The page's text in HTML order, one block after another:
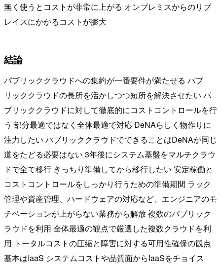
無く使うとコストが非常に上がる オンプレミスからのリプ
レイスにかかるコストが膨大
結論
パブリッククラウドへの集約が一番要件が満たせる パブ
リッククラウドの長所を活かしつつ短所を解決させたい パ
ブリッククラウドに対して徹底的にコストコントロールを行
う 部分最適ではなく全体最適で対応 DeNAらしく物作りに
注力したい パブリッククラウドでできることはDeNAが同じ
道をたどる必要はない 3年後にシステム基盤をマルチクラウ
ドで全て移行 きっちり準備してから移行したい 安定稼働と
コストコントロールをしっかり行うための準備期間 ラック
管理や資産管理、ハードウェアの対応など、エンジニアのモ
チベーションが上がらない業務から解放 複数のパブリック
ラウドを利用 全体最適の観点で厳選した複数クラウドを利
用 トータルコストの圧縮と障害に対する可用性確保の観点
基本はIaaS システムコストや品質面からIaaSをチョイス